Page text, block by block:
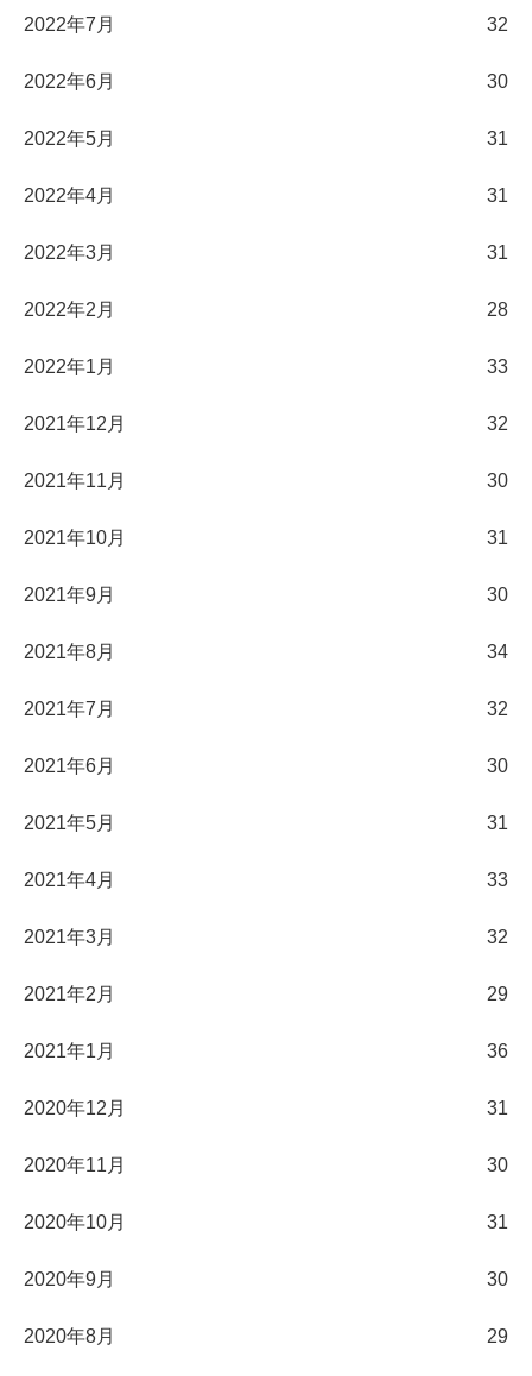
2022年7月 32
2022年6月 30
2022年5月 31
2022年4月 31
2022年3月 31
2022年2月 28
2022年1月 33
2021年12月 32
2021年11月 30
2021年10月 31
2021年9月 30
2021年8月 34
2021年7月 32
2021年6月 30
2021年5月 31
2021年4月 33
2021年3月 32
2021年2月 29
2021年1月 36
2020年12月 31
2020年11月 30
2020年10月 31
2020年9月 30
2020年8月 29